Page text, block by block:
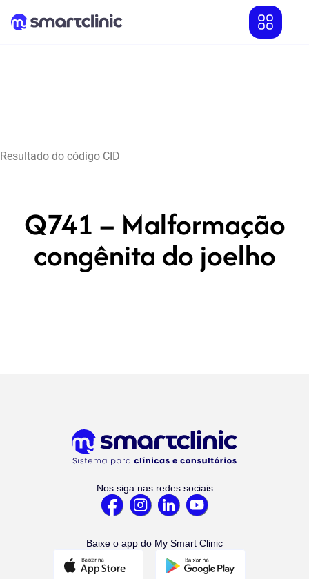
Resultado do código CID
Q741 – Malformação
congênita do joelho
Nos siga nas redes sociais
Baixe o app do My Smart Clinic